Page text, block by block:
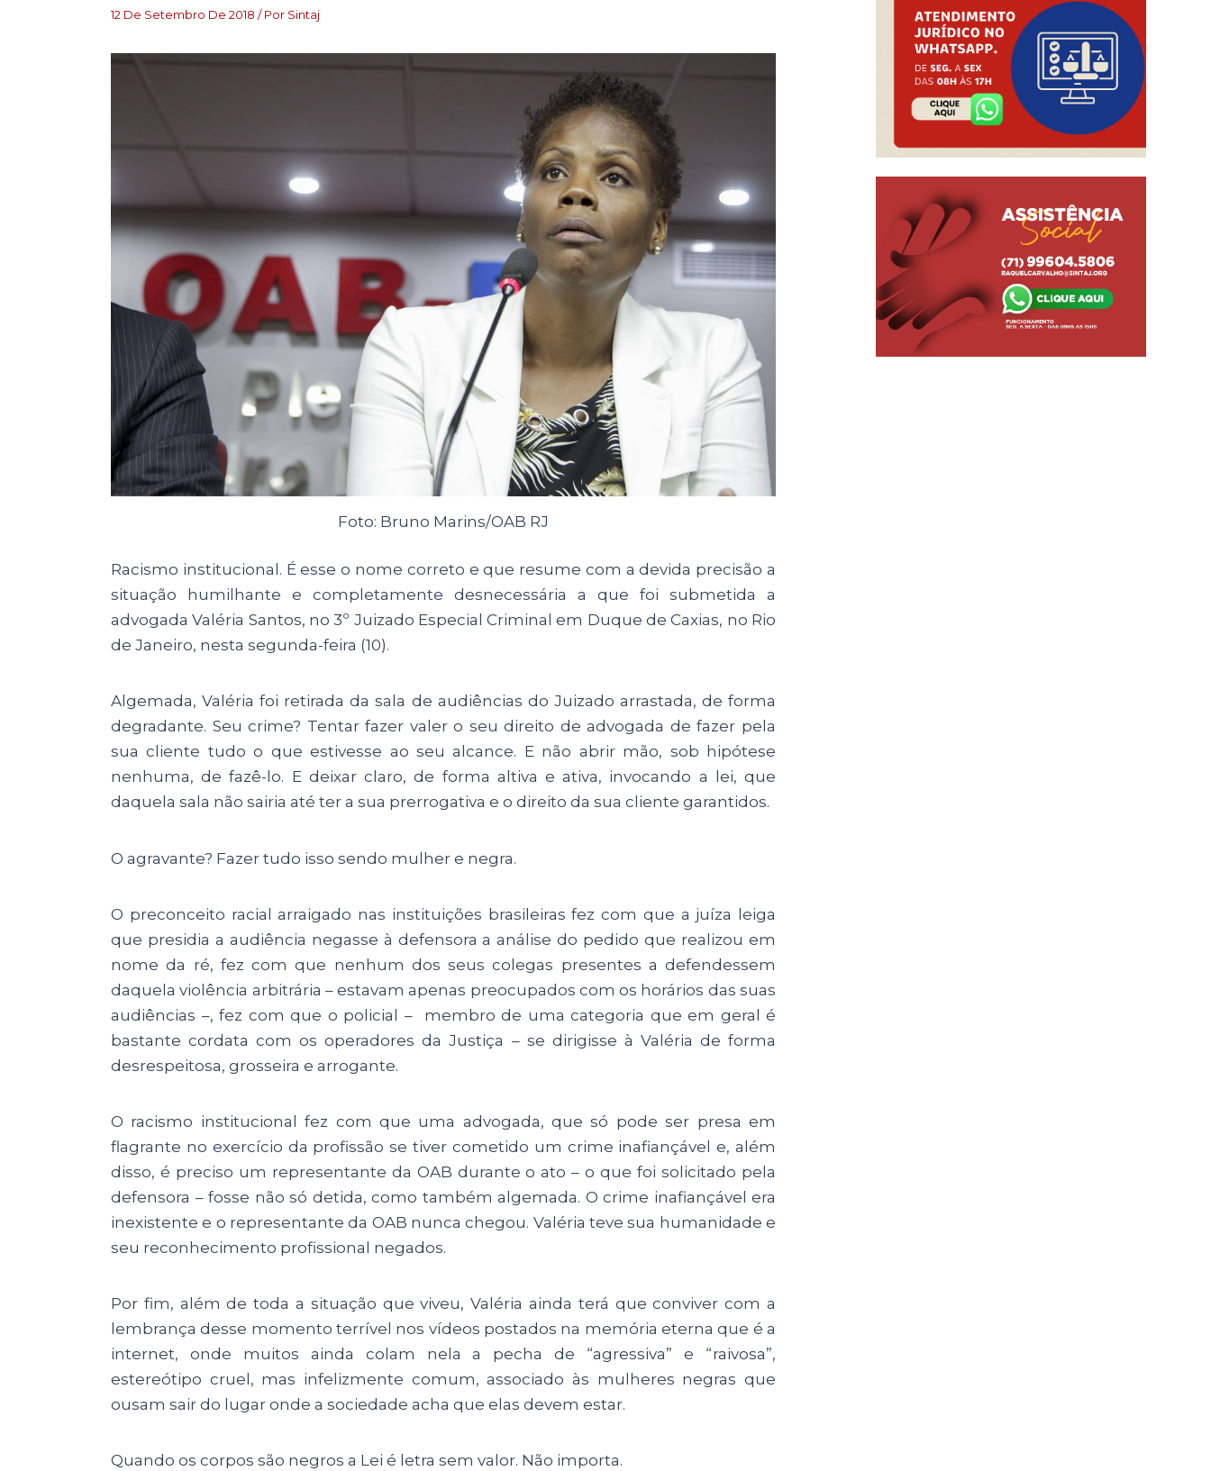
12 De Setembro De 2018 / Por Sintaj
Foto: Bruno Marins/OAB RJ
Racismo institucional. É esse o nome correto e que resume com a devida precisão a
situação humilhante e completamente desnecessária a que foi submetida a
advogada Valéria Santos, no 3º Juizado Especial Criminal em Duque de Caxias, no Rio
de Janeiro, nesta segunda-feira (10).
Algemada, Valéria foi retirada da sala de audiências do Juizado arrastada, de forma
degradante. Seu crime? Tentar fazer valer o seu direito de advogada de fazer pela
sua cliente tudo o que estivesse ao seu alcance. E não abrir mão, sob hipótese
nenhuma, de fazê-lo. E deixar claro, de forma altiva e ativa, invocando a lei, que
daquela sala não sairia até ter a sua prerrogativa e o direito da sua cliente garantidos.
O agravante? Fazer tudo isso sendo mulher e negra.
O preconceito racial arraigado nas instituições brasileiras fez com que a juíza leiga
que presidia a audiência negasse à defensora a análise do pedido que realizou em
nome da ré, fez com que nenhum dos seus colegas presentes a defendessem
daquela violência arbitrária – estavam apenas preocupados com os horários das suas
audiências –, fez com que o policial – membro de uma categoria que em geral é
bastante cordata com os operadores da Justiça – se dirigisse à Valéria de forma
desrespeitosa, grosseira e arrogante.
O racismo institucional fez com que uma advogada, que só pode ser presa em
flagrante no exercício da profissão se tiver cometido um crime inafiançável e, além
disso, é preciso um representante da OAB durante o ato – o que foi solicitado pela
defensora – fosse não só detida, como também algemada. O crime inafiançável era
inexistente e o representante da OAB nunca chegou. Valéria teve sua humanidade e
seu reconhecimento profissional negados.
Por fim, além de toda a situação que viveu, Valéria ainda terá que conviver com a
lembrança desse momento terrível nos vídeos postados na memória eterna que é a
internet, onde muitos ainda colam nela a pecha de “agressiva” e “raivosa”,
estereótipo cruel, mas infelizmente comum, associado às mulheres negras que
ousam sair do lugar onde a sociedade acha que elas devem estar.
Quando os corpos são negros a Lei é letra sem valor. Não importa.